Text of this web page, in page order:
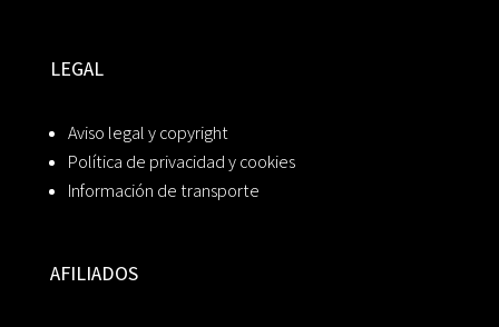
LEGAL
Aviso legal y copyright
Política de privacidad y cookies
Información de transporte
AFILIADOS